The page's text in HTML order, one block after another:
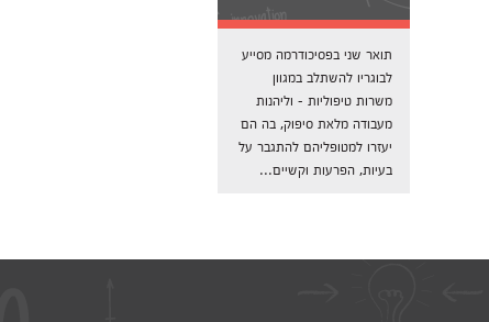
תואר שני בפסיכודרמה מסייע
לבוגריו להשתלב במגוון
משרות טיפוליות - וליהנות
מעבודה מלאת סיפוק, בה הם
יעזרו למטופליהם להתגבר על
בעיות, הפרעות וקשיים...